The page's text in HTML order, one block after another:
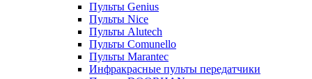
Пульты Genius
Пульты Nice
Пульты Alutech
Пульты Сomunello
Пульты Marantec
Инфракрасные пульты передатчики